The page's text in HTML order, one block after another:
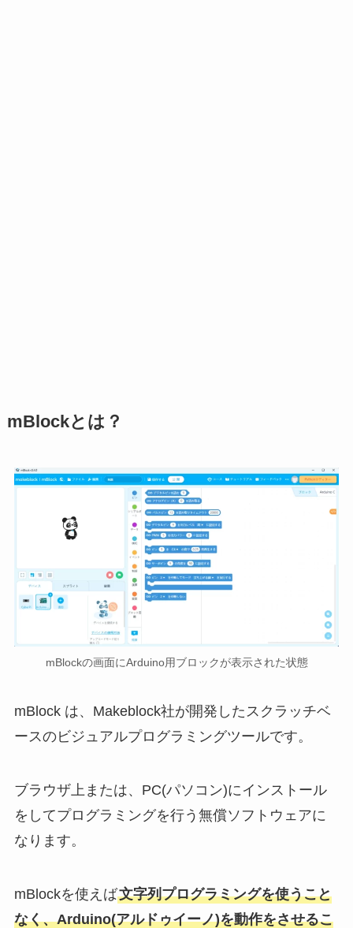
mBlockとは？
mBlockの画面にArduino用ブロックが表示された状態
mBlock は、Makeblock社が開発したスクラッチベ
ースのビジュアルプログラミングツールです。
ブラウザ上または、PC(パソコン)にインストール
をしてプログラミングを行う無償ソフトウェアに
なります。
mBlockを使えば文字列プログラミングを使うこと
なく、Arduino(アルドゥイーノ)を動作をさせるこ